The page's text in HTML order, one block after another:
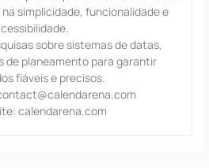
simplicidade, funcionalidade e
sobre sistemas de datas,
de planeamento para garantir
fiáveis e precisos.
calendarena.com